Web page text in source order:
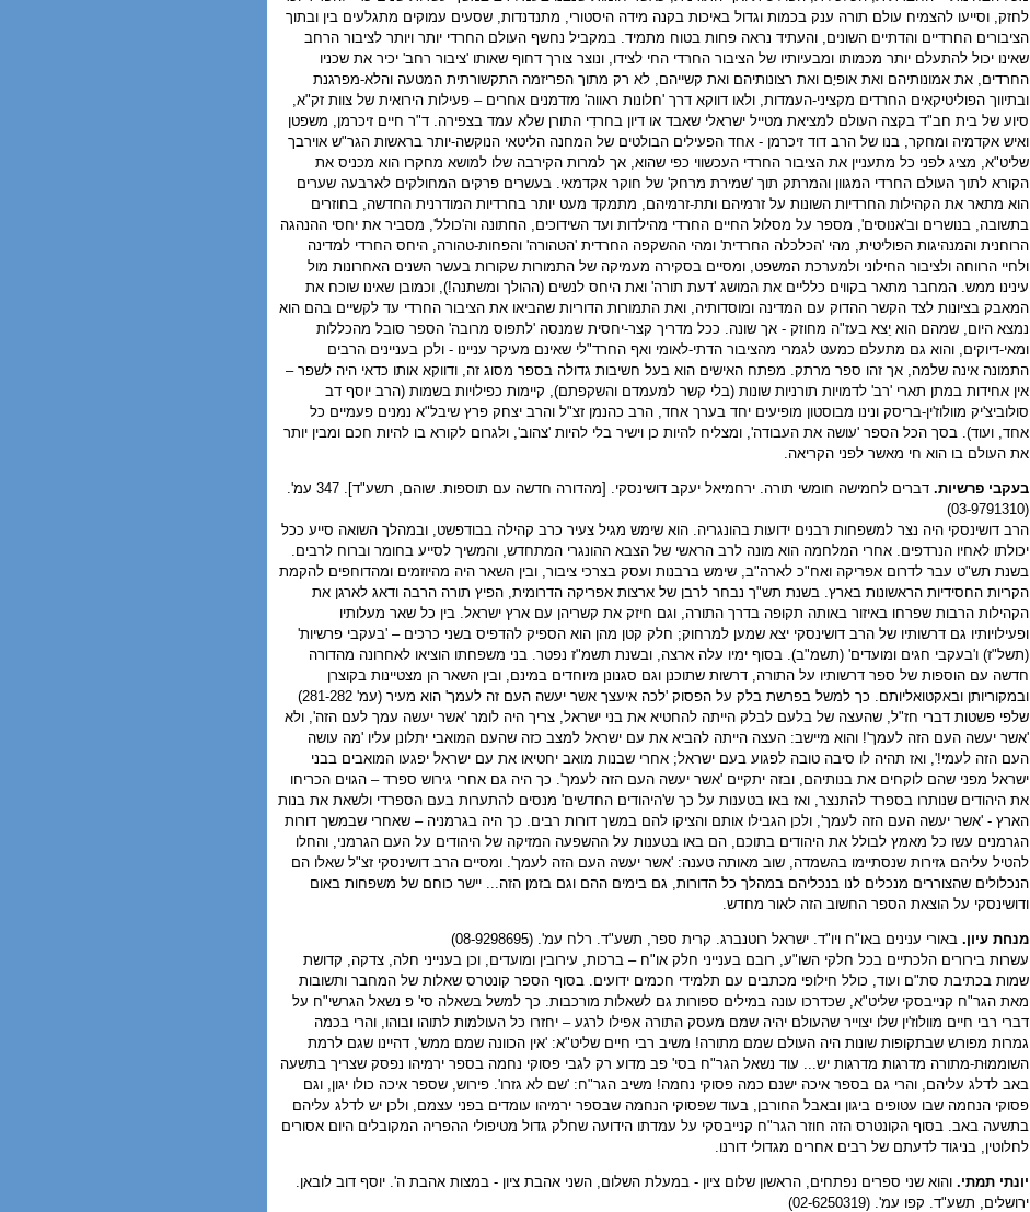
לחזק, וסייעו להצמיח עולם תורה ענק בכמות וגדול באיכות בקנה מידה היסטורי, מתנדנדות, שסעים עמוקים מתגלעים בין ובתוך
הציבורים החרדיים והדתיים השונים, והעתיד נראה פחות בטוח מתמיד. במקביל נחשף העולם החרדי יותר ויותר לציבור הרחב
שאינו יכול להתעלם יותר מכמותו ומבעיותיו של הציבור החרדי החי לצידו, ונוצר צורך דחוף שאותו 'ציבור רחב' יכיר את שכניו
החרדים, את אמונותיהם ואת אופיָם ואת רצונותיהם ואת קשייהם, לא רק מתוך הפריזמה התקשורתית המטעה והלא-מפרגנת
ובתיווך הפוליטיקאים החרדים מקציני-העמדות, ולאו דווקא דרך 'חלונות ראווה' מזדמנים אחרים – פעילות הירואית של צוות זק"א,
סיוע של בית חב"ד בקצה העולם למציאת מטייל ישראלי שאבד או דיון בחרדִי התורן שלא עמד בצפירה. ד"ר חיים זיכרמן, משפטן
ואיש אקדמיה ומחקר, בנו של הרב דוד זיכרמן - אחד הפעילים הבולטים של המחנה הליטאי הנוקשה-יותר בראשות הגר"ש אוירבך
שליט"א, מציג לפני כל מתעניין את הציבור החרדי העכשווי כפי שהוא, אך למרות הקירבה שלו למושא מחקרו הוא מכניס את
הקורא לתוך העולם החרדי המגוון והמרתק תוך 'שמירת מרחק' של חוקר אקדמאי. בעשרים פרקים המחולקים לארבעה שערים
הוא מתאר את הקהילות החרדיות השונות על זרמיהם ותת-זרמיהם, מתמקד מעט יותר בחרדיות המודרנית החדשה, בחוזרים
בתשובה, בנושרים וב'אנוסים', מספר על מסלול החיים החרדי מהילדות ועד השידוכים, החתונה וה'כולל', מסביר את יחסי ההנהגה
הרוחנית והמנהיגות הפוליטית, מהי 'הכלכלה החרדית' ומהי ההשקפה החרדית 'הטהורה' והפחות-טהורה, היחס החרדי למדינה
ולחיי הרווחה ולציבור החילוני ולמערכת המשפט, ומסיים בסקירה מעמיקה של התמורות שקורות בעשר השנים האחרונות מול
עינינו ממש. המחבר מתאר בקווים כלליים את המושג 'דעת תורה' ואת היחס לנשים (ההולך ומשתנה!), וכמובן שאינו שוכח את
המאבק בציונות לצד הקשר ההדוק עם המדינה ומוסדותיה, ואת התמורות הדוריות שהביאו את הציבור החרדי עד לקשיים בהם הוא
נמצא היום, שמהם הוא יֵצא בעז"ה מחוזק - אך שונה. ככל מדריך קצר-יחסית שמנסה 'לתפוס מרובה' הספר סובל מהכללות
ומאי-דיוקים, והוא גם מתעלם כמעט לגמרי מהציבור הדתי-לאומי ואף החרד"לי שאינם מעיקר עניינו - ולכן בעניינים הרבים
התמונה אינה שלמה, אך זהו ספר מרתק. מפתח האישים הוא בעל חשיבות גדולה בספר מסוג זה, ודווקא אותו כדאי היה לשפר –
אין אחידות במתן תארי 'רב' לדמויות תורניות שונות (בלי קשר למעמדם והשקפתם), קיימות כפילויות בשמות (הרב יוסף דב
סולוביצ'יק מוולוז'ין-בריסק ונינו מבוסטון מופיעים יחד בערך אחד, הרב כהנמן זצ"ל והרב יצחק פרץ שיבל"א נמנים פעמיים כל
אחד, ועוד). בסך הכל הספר 'עושה את העבודה', ומצליח להיות כן וישיר בלי להיות 'צהוב', ולגרום לקורא בו להיות חכם ומבין יותר
את העולם בו הוא חי מאשר לפני הקריאה.
בעקבי פרשיות.
דברים לחמישה חומשי תורה. ירחמיאל יעקב דושינסקי. [מהדורה חדשה עם תוספות. שוהם, תשע"ד]. 347 עמ'.
(03-9791310)
הרב דושינסקי היה נצר למשפחות רבנים ידועות בהונגריה. הוא שימש מגיל צעיר כרב קהילה בבודפשט, ובמהלך השואה סייע ככל
יכולתו לאחיו הנרדפים. אחרי המלחמה הוא מונה לרב הראשי של הצבא ההונגרי המתחדש, והמשיך לסייע בחומר וברוח לרבים.
בשנת תש"ט עבר לדרום אפריקה ואח"כ לארה"ב, שימש ברבנות ועסק בצרכי ציבור, ובין השאר היה מהיוזמים ומהדוחפים להקמת
הקריות החסידיות הראשונות בארץ. בשנת תש"ך נבחר לרבן של ארצות אפריקה הדרומית, הפיץ תורה הרבה ודאג לארגן את
הקהילות הרבות שפרחו באיזור באותה תקופה בדרך התורה, וגם חיזק את קשריהן עם ארץ ישראל. בין כל שאר מעלותיו
ופעילויותיו גם דרשותיו של הרב דושינסקי יצא שמען למרחוק; חלק קטן מהן הוא הספיק להדפיס בשני כרכים – 'בעקבי פרשיות'
(תשל"ז) ו'בעקבי חגים ומועדים' (תשמ"ב). בסוף ימיו עלה ארצה, ובשנת תשמ"ז נפטר. בני משפחתו הוציאו לאחרונה מהדורה
חדשה עם הוספות של ספר דרשותיו על התורה, דרשות שתוכנן וגם סגנונן מיוחדים במינם, ובין השאר הן מצטיינות בקוצרן
ובמקוריותן ובאקטואליותם. כך למשל בפרשת בלק על הפסוק 'לכה איעצך אשר יעשה העם זה לעמך' הוא מעיר (עמ' 281-282)
שלפי פשטות דברי חז"ל, שהעצה של בלעם לבלק הייתה להחטיא את בני ישראל, צריך היה לומר 'אשר יעשה עמך לעם הזה', ולא
'אשר יעשה העם הזה לעמך'! והוא מיישב: העצה הייתה להביא את עם ישראל למצב כזה שהעם המואבי יתלונן עליו 'מה עושה
העם הזה לעמי!', ואז תהיה לו סיבה טובה לפגוע בעם ישראל; אחרי שבנות מואב יחטיאו את עם ישראל יפגעו המואבים בבני
ישראל מפני שהם לוקחים את בנותיהם, ובזה יתקיים 'אשר יעשה העם הזה לעמך'. כך היה גם אחרי גירוש ספרד – הגוים הכריחו
את היהודים שנותרו בספרד להתנצר, ואז באו בטענות על כך ש'היהודים החדשים' מנסים להתערות בעם הספרדי ולשאת את בנות
הארץ - 'אשר יעשה העם הזה לעמך', ולכן הגבילו אותם והציקו להם במשך דורות רבים. כך היה בגרמניה – שאחרי שבמשך דורות
הגרמנים עשו כל מאמץ לבולל את היהודים בתוכם, הם באו בטענות על ההשפעה המזיקה של היהודים על העם הגרמני, והחלו
להטיל עליהם גזירות שנסתיימו בהשמדה, שוב מאותה טענה: 'אשר יעשה העם הזה לעמך'. ומסיים הרב דושינסקי זצ"ל שאלו הם
הנכלולים שהצוררים מנכלים לנו בנכליהם במהלך כל הדורות, גם בימים ההם וגם בזמן הזה... יישר כוחם של משפחות באום
ודושינסקי על הוצאת הספר החשוב הזה לאור מחדש.
מנחת עיון. באורי ענינים באו"ח ויו"ד. ישראל רוטנברג. קרית ספר, תשע"ד. רלח עמ'. (08-9298695)
עשרות בירורים הלכתיים בכל חלקי השו"ע, רובם בענייני חלק או"ח – ברכות, עירובין ומועדים, וכן בענייני חלה, צדקה, קדושת
שמות בכתיבת סת"ם ועוד, כולל חילופי מכתבים עם תלמידי חכמים ידועים. בסוף הספר קונטרס שאלות של המחבר ותשובות
מאת הגר"ח קנייבסקי שליט"א, שכדרכו עונה במילים ספורות גם לשאלות מורכבות. כך למשל בשאלה סי' פ נשאל הגרשי"ח על
דברי רבי חיים מוולוז'ין שלו יצוייר שהעולם יהיה שמם מעסק התורה אפילו לרגע – יחזרו כל העולמות לתוהו ובוהו, והרי בכמה
גמרות מפורש שבתקופות שונות היה העולם שמם מתורה! משיב רבי חיים שליט"א: 'אין הכוונה שמם ממש', דהיינו שגם לרמת
השוממוּת-מתורה מדרגות מדרגות יש... עוד נשאל הגר"ח בסי' פב מדוע רק לגבי פסוקי נחמה בספר ירמיהו נפסק שצריך בתשעה
באב לדלג עליהם, והרי גם בספר איכה ישנם כמה פסוקי נחמה! משיב הגר"ח: 'שם לא גזרו'. פירוש, שספר איכה כולו יגון, וגם
פסוקי הנחמה שבו עטופים ביגון ובאבל החורבן, בעוד שפסוקי הנחמה שבספר ירמיהו עומדים בפני עצמם, ולכן יש לדלג עליהם
בתשעה באב. בסוף הקונטרס הזה חוזר הגר"ח קנייבסקי על עמדתו הידועה שחלק גדול מטיפולי ההפריה המקובלים היום אסורים
לחלוטין, בניגוד לדעתם של רבים אחרים מגדולי דורנו.
יונתי תמתי. והוא שני ספרים נפתחים, הראשון שלום ציון - במעלת השלום, השני אהבת ציון - במצות אהבת ה'. יוסף דוב לובאן.
ירושלים, תשע"ד. קפו עמ'. (02-6250319)